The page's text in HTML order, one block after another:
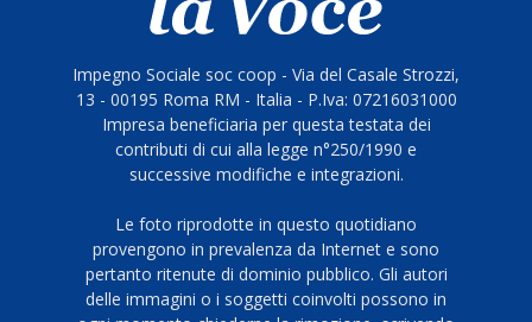
Impegno Sociale soc coop - Via del Casale Strozzi,
13 - 00195 Roma RM - Italia - P.Iva: 07216031000
Impresa beneficiaria per questa testata dei
contributi di cui alla legge n°250/1990 e
successive modifiche e integrazioni.
Le foto riprodotte in questo quotidiano
provengono in prevalenza da Internet e sono
pertanto ritenute di dominio pubblico. Gli autori
delle immagini o i soggetti coinvolti possono in